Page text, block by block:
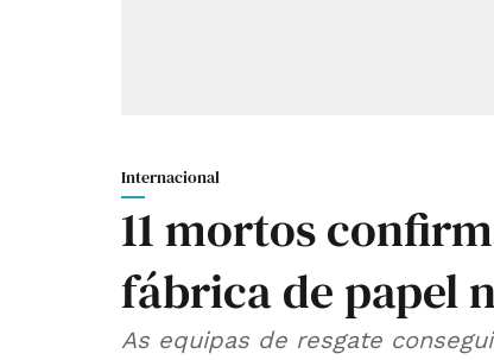
Internacional
11 mortos
fábrica de papel
As equipas de resgate